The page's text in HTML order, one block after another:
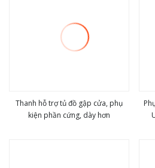
Thanh hỗ trợ tủ đồ gập cửa, phụ
kiện phần cứng, dày hơn